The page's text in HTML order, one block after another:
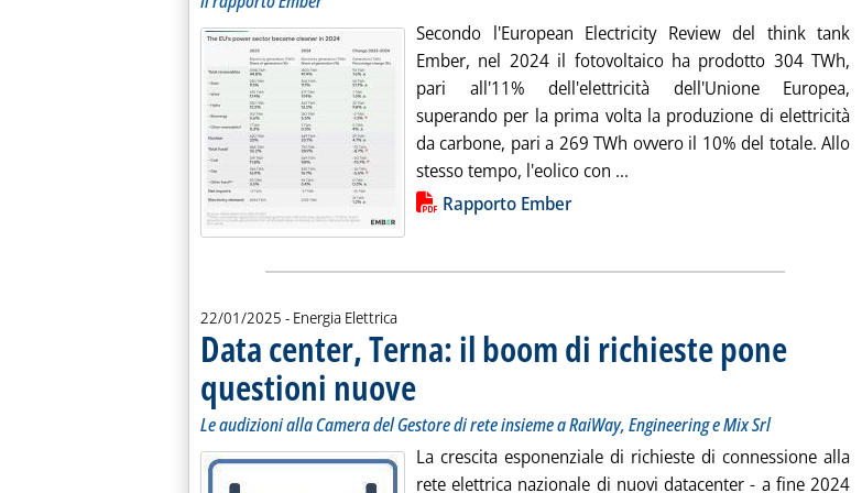
Secondo l'European Electricity Review del think tank
Ember, nel 2024 il fotovoltaico ha prodotto 304 TWh,
pari all'11% dell'elettricità dell'Unione Europea,
superando per la prima volta la produzione di elettricità
da carbone, pari a 269 TWh ovvero il 10% del totale. Allo
stesso tempo, l'eolico con ... Leggi tutta la notizia:
Lista allegati PDF alla notiziaRapporto Ember
22/01/2025 - Energia Elettrica
Data center, Terna: il boom di richieste pone
questioni nuove . Sottotitolo: Le audizioni alla Camera del Gestore di rete insieme a RaiWay,
Le audizioni alla Camera del Gestore di rete insieme a RaiWay, Engineering e Mix Srl
La crescita esponenziale di richieste di connessione alla
rete elettrica nazionale di nuovi datacenter - a fine 2024